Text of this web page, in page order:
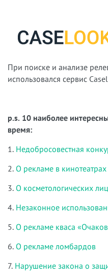
При поиске и анализе
использовался сервис
p.s. 10 наиболее
время:
1. Недобросовестная
2. О рекламе в кинотеатрах
3. О косметологических
4. Незаконное
5. О рекламе кваса
6. О рекламе ломбардов
7. Нарушение закона о